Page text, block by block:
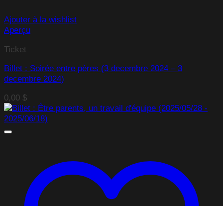
Ajouter à la wishlist
Aperçu
Ticket
Billet : Soirée entre pères (3 decembre 2024 – 3
decembre 2024)
0,00 $